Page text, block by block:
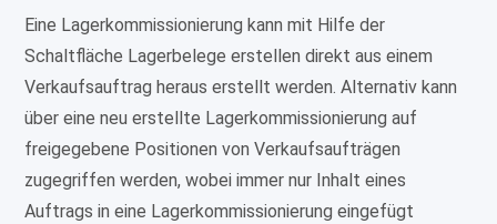
Eine Lagerkommissionierung kann mit Hilfe der
Schaltfläche Lagerbelege erstellen direkt aus einem
Verkaufsauftrag heraus erstellt werden. Alternativ kann
über eine neu erstellte Lagerkommissionierung auf
freigegebene Positionen von Verkaufsaufträgen
zugegriffen werden, wobei immer nur Inhalt eines
Auftrags in eine Lagerkommissionierung eingefügt